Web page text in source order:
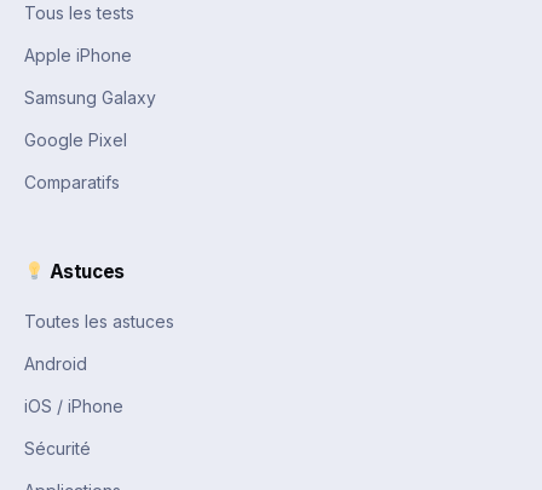
Tous les tests
Apple iPhone
Samsung Galaxy
Google Pixel
Comparatifs
Astuces
Toutes les astuces
Android
iOS / iPhone
Sécurité